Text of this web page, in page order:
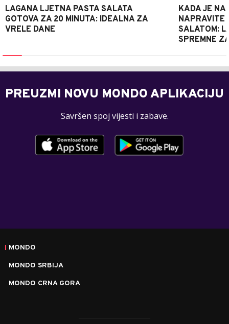
LAGANA LJETNA PASTA SALATA
GOTOVA ZA 20 MINUTA: IDEALNA ZA
VRELE DANE
KADA JE
NAPRAVITE
SALATOM:
SPREMNE
PREUZMI NOVU MONDO APLIKACIJU
Savršen spoj vijesti i zabave.
MONDO
MONDO SRBIJA
MONDO CRNA GORA